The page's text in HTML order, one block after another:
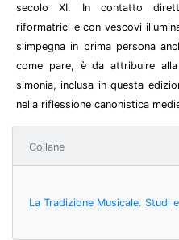
secolo XI. In contatto
riformatrici e con vescovi
s'impegna in prima persona
come pare, è da attribuire
simonia, inclusa in questa
nella riflessione canonistica
Collane
La Tradizione Musicale. Studi